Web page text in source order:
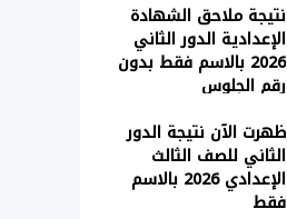
نتيجة ملاحق الشهادة
الإعدادية الدور الثاني
2026 بالاسم فقط بدون
رقم الجلوس
ظهرت الآن نتيجة الدور
الثاني للصف الثالث
الإعدادي 2026 بالاسم
فقط